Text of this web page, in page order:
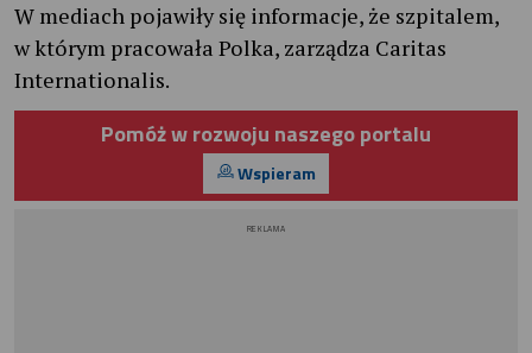
W mediach pojawiły się informacje, że szpitalem,
w którym pracowała Polka, zarządza Caritas
Internationalis.
Pomóż w rozwoju naszego portalu
Wspieram
REKLAMA